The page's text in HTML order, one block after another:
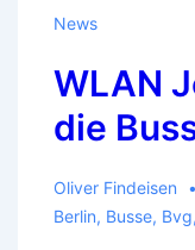
News
WLAN
die
Oliver Findeisen
Berlin, Busse, Bvg,